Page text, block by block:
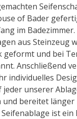
of Bader
im Badezimmer.
aus Steinzeug
geformt und bei
Anschließend
individuelles
unserer
bereitet länger
ist ein